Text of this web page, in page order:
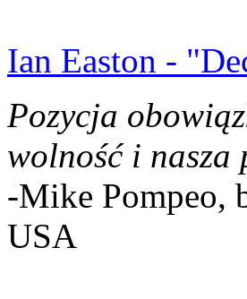
Ian Easton -
Pozycja
wolność i nasza
-Mike Pompeo,
USA